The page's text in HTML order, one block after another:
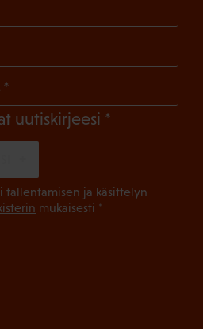
uutiskirjeesi (Pakollinen)
tallentamisen ja käsittelyn
mukaisesti *